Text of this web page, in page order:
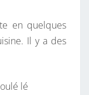
en quelques
Il y a des
lé